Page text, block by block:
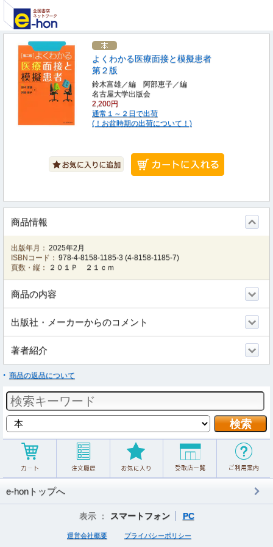
よくわかる医療面接と模擬患者
第２版
鈴木富雄／編 阿部恵子／編
名古屋大学出版会
2,200円
通常１～２日で出荷
(！お盆時期の出荷について！)
商品情報
出版年月： 2025年2月
ISBNコード： 978-4-8158-1185-3 (4-8158-1185-7)
頁数・縦：
２０１Ｐ ２１ｃｍ
商品の内容
出版社・メーカーからのコメント
著者紹介
商品の返品について
e-honトップへ
表示 ： スマートフォン PC
運営会社概要 プライバシーポリシー